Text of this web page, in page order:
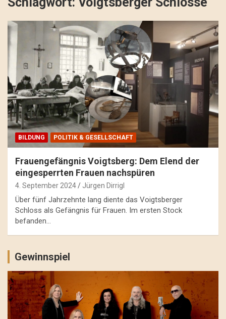
BILDUNG POLITIK & GESELLSCHAFT
Frauengefängnis Voigtsberg: Dem Elend der
eingesperrten Frauen nachspüren
4. September 2024 Jürgen Dirrigl
Über fünf Jahrzehnte lang diente das Voigtsberger
Schloss als Gefängnis für Frauen. Im ersten Stock
befanden…
Gewinnspiel